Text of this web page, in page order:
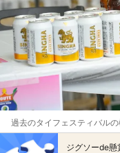
過去のタイフェスティバル
ジグソーde懸